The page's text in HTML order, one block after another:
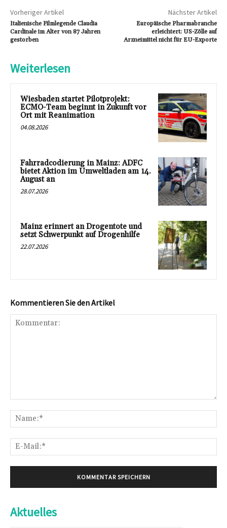
Vorheriger Artikel
Italienische Filmlegende Claudia
Cardinale im Alter von 87 Jahren
gestorben
Nächster Artikel
Europäische Pharmabranche
erleichtert: US-Zölle auf
Arzneimittel nicht für EU-Exporte
Weiterlesen
Wiesbaden startet Pilotprojekt:
ECMO-Team beginnt in Zukunft vor
Ort mit Reanimation
04.08.2026
Fahrradcodierung in Mainz: ADFC
bietet Aktion im Umweltladen am 14.
August an
28.07.2026
Mainz erinnert an Drogentote und
setzt Schwerpunkt auf Drogenhilfe
22.07.2026
Kommentieren Sie den Artikel
Aktuelles